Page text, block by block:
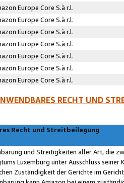
Europe Core S.à r.l.
Europe Core S.à r.l.
Europe Core S.à r.l.
Europe Core S.à r.l.
Europe Core S.à r.l.
Europe Core S.à r.l.
Europe Core S.à r.l.
RECHT UND
Recht und Streitbeilegung
und Streitigkeiten aller Art, die
Luxemburg unter Ausschluss
Zuständigkeit der Gerichte im